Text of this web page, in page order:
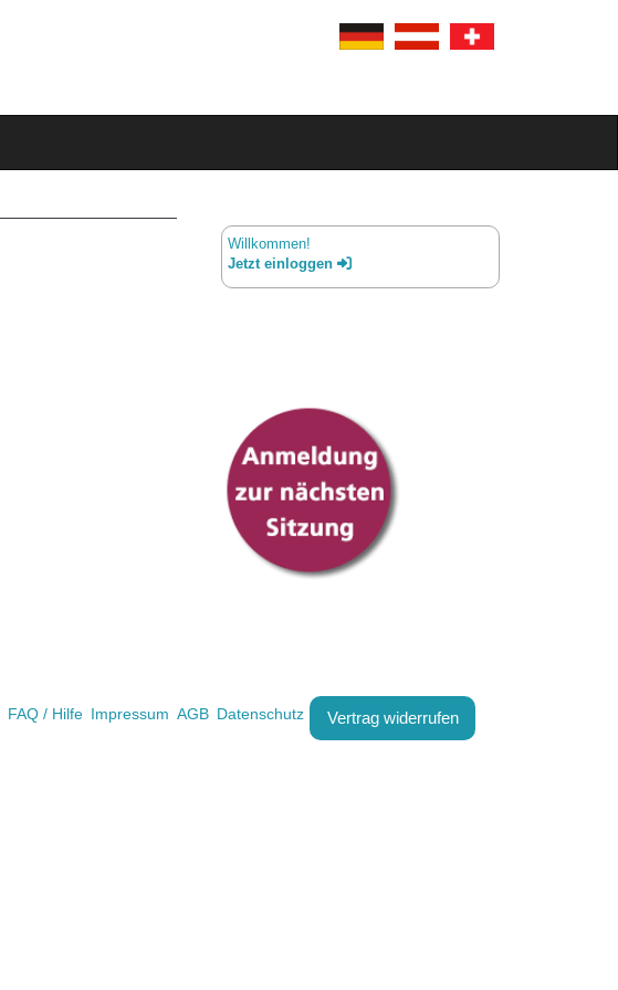
Willkommen!
Jetzt einloggen
FAQ / Hilfe Impressum AGB Datenschutz Vertrag widerrufen